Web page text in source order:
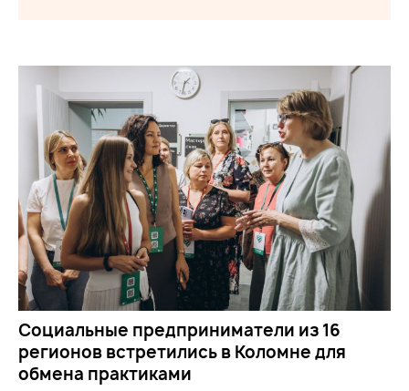
Социальные предприниматели из 16
регионов встретились в Коломне для
обмена практиками